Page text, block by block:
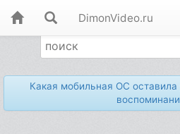
DimonVideo.ru
Какая мобильная ОС